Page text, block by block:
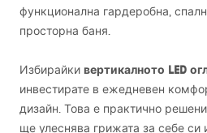
функционална гардеробна,
просторна баня.
Избирайки вертикалното LED
инвестирате в ежедневен
дизайн. Това е практично
ще улеснява грижата за себе си